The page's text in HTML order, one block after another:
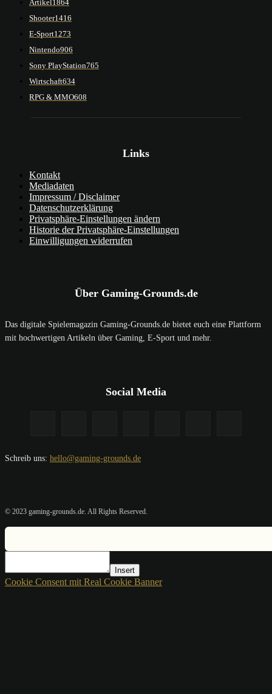
Artikel1864
Shooter1416
E-Sport1273
Nintendo906
Sony PlayStation765
Wirtschaft634
RPG & MMO608
Links
Kontakt
Mediadaten
Impressum / Disclaimer
Datenschutzerklärung
Privatsphäre-Einstellungen ändern
Historie der Privatsphäre-Einstellungen
Einwilligungen widerrufen
Über Gaming-Grounds.de
Das digitale Spielemagazin Gaming-Grounds.de bietet euch eine Plattform
mit hochwertigen Artikeln über Gaming, E-Sport und mehr.
Social Media
Schreib uns: hello@gaming-grounds.de
© 2023 gaming-grounds.de. All Rights Reserved.
Insert
Cookie Consent mit Real Cookie Banner